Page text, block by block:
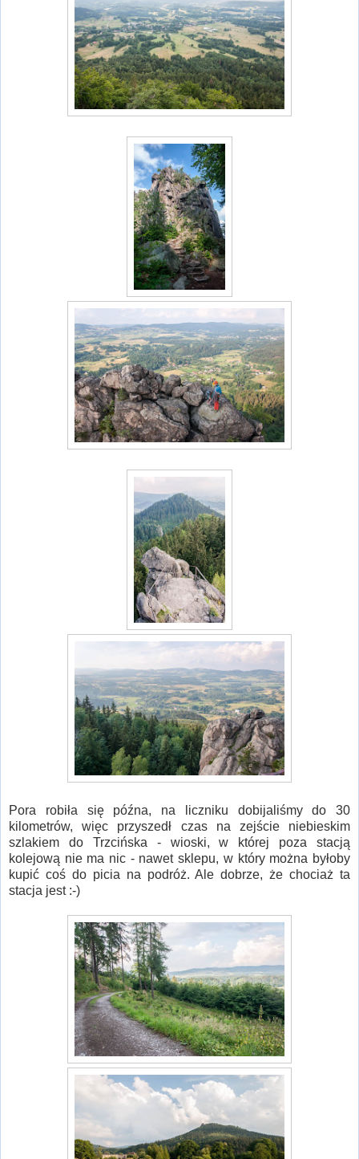
Pora robiła się późna, na liczniku dobijaliśmy do 30
kilometrów, więc przyszedł czas na zejście niebieskim
szlakiem do Trzcińska - wioski, w której poza stacją
kolejową nie ma nic - nawet sklepu, w który można byłoby
kupić coś do picia na podróż. Ale dobrze, że chociaż ta
stacja jest :-)